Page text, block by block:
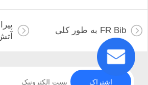
FR Bib به طور کلی
اشتراک